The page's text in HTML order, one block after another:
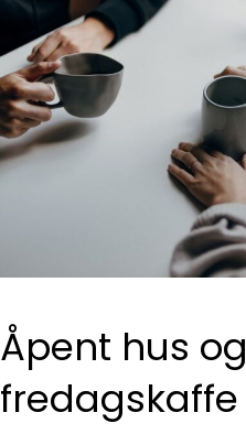
Åpent hus og
fredagskaffe